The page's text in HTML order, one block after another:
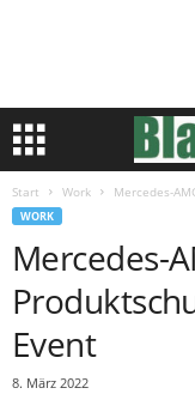
Start Work Mercedes-
WORK
Mercedes-
Event
8. März 2022